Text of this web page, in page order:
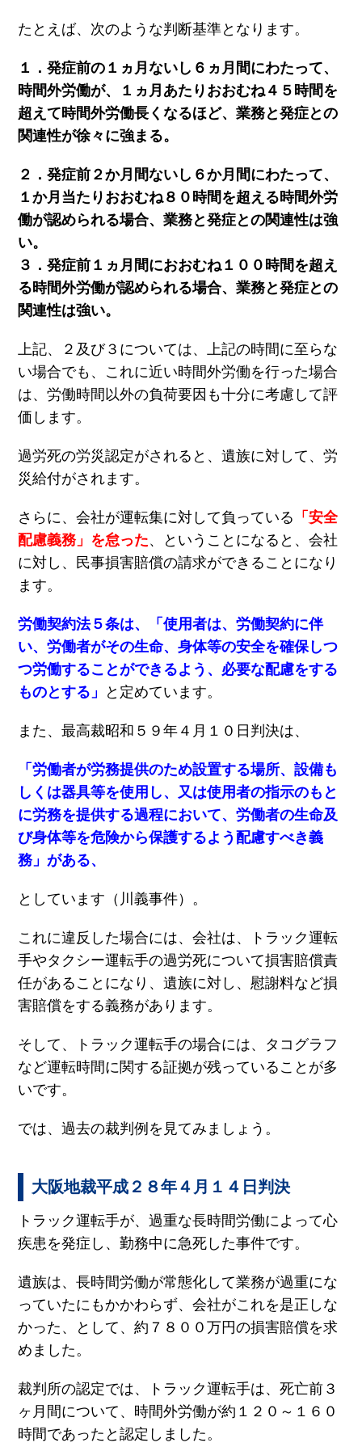
たとえば、次のような判断基準となります。
１．発症前の１ヵ月ないし６ヵ月間にわたって、
時間外労働が、１ヵ月あたりおおむね４５時間を
超えて時間外労働長くなるほど、業務と発症との
関連性が徐々に強まる。
２．発症前２か月間ないし６か月間にわたって、
１か月当たりおおむね８０時間を超える時間外労
働が認められる場合、業務と発症との関連性は強
い。
３．発症前１ヵ月間におおむね１００時間を超え
る時間外労働が認められる場合、業務と発症との
関連性は強い。
上記、２及び３については、上記の時間に至らな
い場合でも、これに近い時間外労働を行った場合
は、労働時間以外の負荷要因も十分に考慮して評
価します。
過労死の労災認定がされると、遺族に対して、労
災給付がされます。
さらに、会社が運転集に対して負っている 「安全
配慮義務」を怠った、ということになると、会社
に対し、民事損害賠償の請求ができることになり
ます。
労働契約法５条は、「使用者は、労働契約に伴
い、労働者がその生命、身体等の安全を確保しつ
つ労働することができるよう、必要な配慮をする
ものとする」
と定めています。
また、最高裁昭和５９年４月１０日判決は、
「労働者が労務提供のため設置する場所、設備も
しくは器具等を使用し、又は使用者の指示のもと
に労務を提供する過程において、労働者の生命及
び身体等を危険から保護するよう配慮すべき義
務」がある、
としています（川義事件）。
これに違反した場合には、会社は、トラック運転
手やタクシー運転手の過労死について損害賠償責
任があることになり、遺族に対し、慰謝料など損
害賠償をする義務があります。
そして、トラック運転手の場合には、タコグラフ
など運転時間に関する証拠が残っていることが多
いです。
では、過去の裁判例を見てみましょう。
大阪地裁平成２８年４月１４日判決
トラック運転手が、過重な長時間労働によって心
疾患を発症し、勤務中に急死した事件です。
遺族は、長時間労働が常態化して業務が過重にな
っていたにもかかわらず、会社がこれを是正しな
かった、として、約７８００万円の損害賠償を求
めました。
裁判所の認定では、トラック運転手は、死亡前３
ヶ月間について、時間外労働が約１２０～１６０
時間であったと認定しました。